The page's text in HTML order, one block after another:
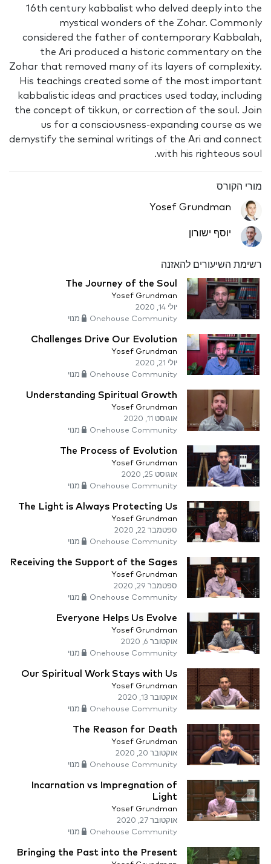
16th century kabbalist who delved deeply into the
mystical wonders of the Zohar. Commonly
considered the father of contemporary Kabbalah,
the Ari produced a historic commentary on the
Zohar that removed many of its layers of complexity.
His teachings created some of the most important
kabbalistic ideas and practices used today, including
the concept of tikkun, or correction of the soul. Join
us for a consciousness-expanding course as we
demystify the seminal writings of the Ari and connect
with his righteous soul.
מורי הקורס
Yosef Grundman
יוסף ישורון
רשימת השיעורים להאזנה
The Journey of the Soul
Yosef Grundman
יולי 14, 2020
Onehouse Community מנוי
Challenges Drive Our Evolution
Yosef Grundman
יולי 21, 2020
Onehouse Community מנוי
Understanding Spiritual Growth
Yosef Grundman
אוגוסט 11, 2020
Onehouse Community מנוי
The Process of Evolution
Yosef Grundman
אוגוסט 25, 2020
Onehouse Community מנוי
The Light is Always Protecting Us
Yosef Grundman
ספטמבר 22, 2020
Onehouse Community מנוי
Receiving the Support of the Sages
Yosef Grundman
ספטמבר 29, 2020
Onehouse Community מנוי
Everyone Helps Us Evolve
Yosef Grundman
אוקטובר 6, 2020
Onehouse Community מנוי
Our Spiritual Work Stays with Us
Yosef Grundman
אוקטובר 13, 2020
Onehouse Community מנוי
The Reason for Death
Yosef Grundman
אוקטובר 20, 2020
Onehouse Community מנוי
Incarnation vs Impregnation of
Light
Yosef Grundman
אוקטובר 27, 2020
Onehouse Community מנוי
Bringing the Past into the Present